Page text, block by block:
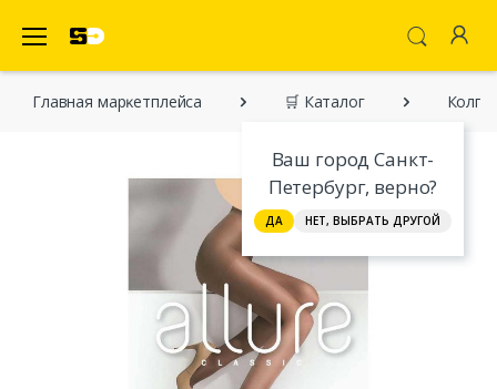
Ваш город Санкт-
Петербург, верно?
ДА НЕТ, ВЫБРАТЬ ДРУГОЙ
Главная марĸетплейса 🛒 Каталог